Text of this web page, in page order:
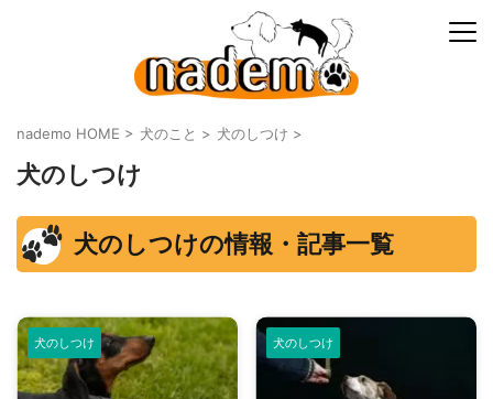
nademo HOME > 犬のこと > 犬のしつけ >
犬のしつけ
犬のしつけの情報・記事一覧
犬のしつけ 犬のしつけ